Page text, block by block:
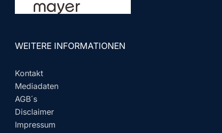
WEITERE INFORMATIONEN
Kontakt
Mediadaten
AGB´s
Disclaimer
Impressum